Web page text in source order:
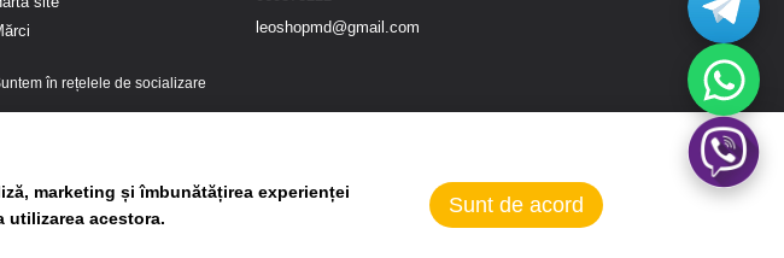
în rețelele de socializare
leoshopmd@gmail.com
marketing și îmbunătățirea experienței
utilizarea acestora.
Sunt de acord